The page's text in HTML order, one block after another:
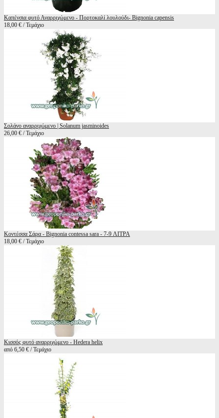
Καπένσια φυτό Αναρριχώμενο - Πορτοκαλί λουλούδι- Bignonia capensis
18,00 € / Τεμάχιο
Σολάνο αναρριχώμενο | Solanum jasminoides
26,00 € / Τεμάχιο
Κοντέσσα Σάρα - Bignonia contessa sara - 7-9 ΛΙΤΡΑ
18,00 € / Τεμάχιο
Κισσός φυτό αναρριχώμενο - Hedera helix
από 6,50 € / Τεμάχιο